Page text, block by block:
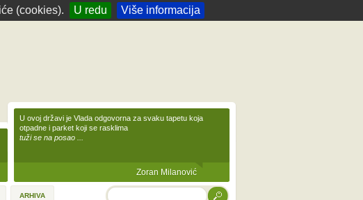
(cookies). U redu Više informacija
U ovoj državi je Vlada odgovorna za svaku tapetu koja
otpadne i parket koji se rasklima
tuži se na posao ...
Zoran Milanović
ARHIVA TRAŽI